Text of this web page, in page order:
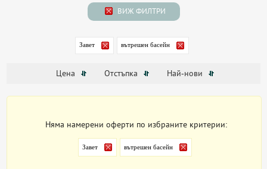
ВИЖ ФИЛТРИ
Завет вътрешен басейн
Цена Отстъпка Най-нови
Няма намерени оферти по избраните критерии:
Завет вътрешен басейн